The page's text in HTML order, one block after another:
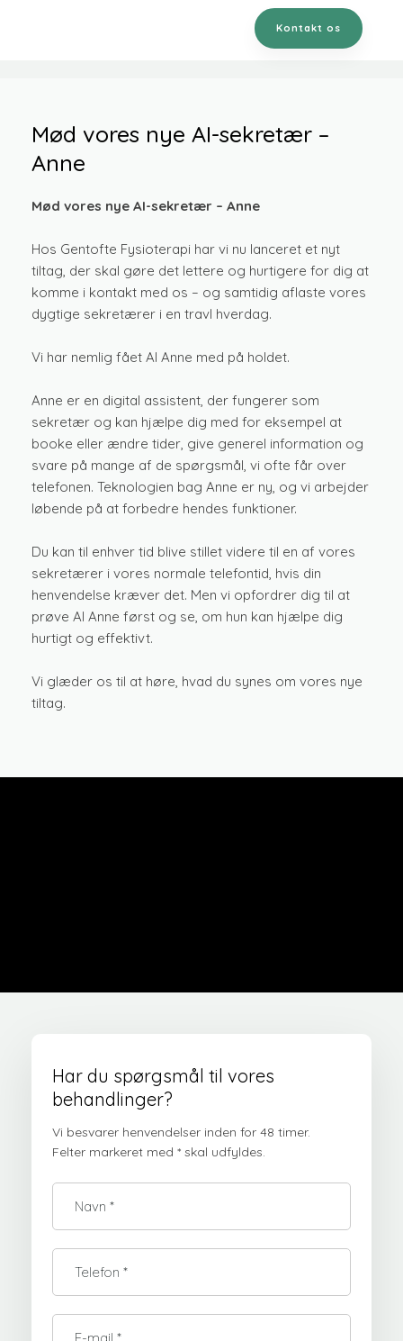
Kontakt os
Mød vores nye AI-sekretær –
Anne
Mød vores nye AI-sekretær – Anne
​Hos Gentofte Fysioterapi har vi nu lanceret et nyt
tiltag, der skal gøre det lettere og hurtigere for dig at
komme i kontakt med os – og samtidig aflaste vores
dygtige sekretærer i en travl hverdag.
Vi har nemlig fået AI Anne med på holdet.
Anne er en digital assistent, der fungerer som
sekretær og kan hjælpe dig med for eksempel at
booke eller ændre tider, give generel information og
svare på mange af de spørgsmål, vi ofte får over
telefonen. Teknologien bag Anne er ny, og vi arbejder
løbende på at forbedre hendes funktioner.
Du kan til enhver tid blive stillet videre til en af vores
sekretærer i vores normale telefontid, hvis din
henvendelse kræver det. Men vi opfordrer dig til at
prøve AI Anne først og se, om hun kan hjælpe dig
hurtigt og effektivt.
Vi glæder os til at høre, hvad du synes om vores nye
tiltag.
Har du spørgsmål til vores
behandlinger?
Vi besvarer henvendelser inden for 48 timer.
​Felter markeret med * skal udfyldes.